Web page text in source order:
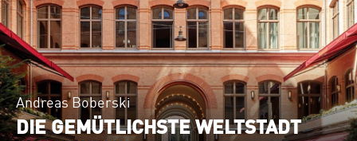
Andreas Boberski
DIE GEMÜTLICHSTE WELTSTADT